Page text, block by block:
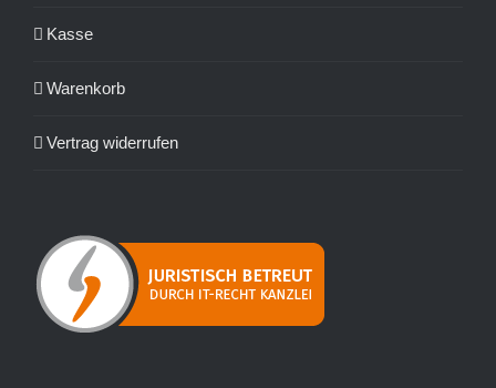
Kasse
Warenkorb
Vertrag widerrufen